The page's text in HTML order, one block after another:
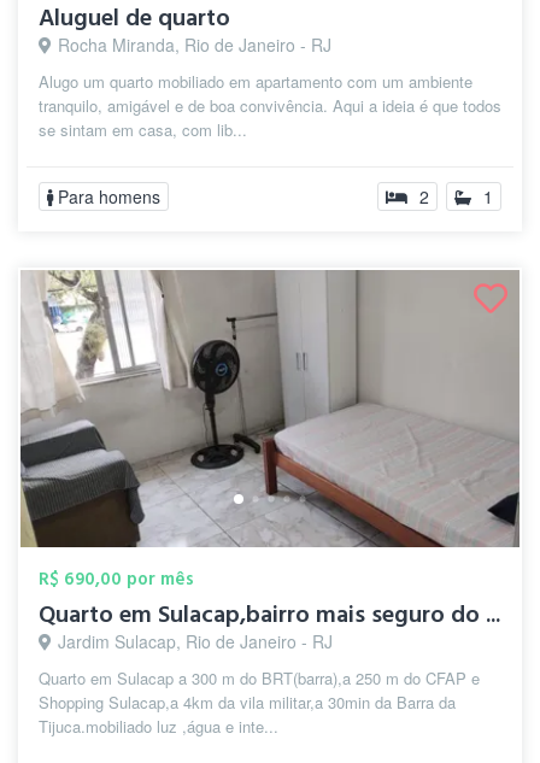
Aluguel de quarto
Rocha Miranda, Rio de Janeiro - RJ
Alugo um quarto mobiliado em apartamento com um ambiente
tranquilo, amigável e de boa convivência. Aqui a ideia é que todos
se sintam em casa, com lib...
Para homens 2 1
R$ 690,00 por mês
Quarto em Sulacap,bairro mais seguro do ...
Jardim Sulacap, Rio de Janeiro - RJ
Quarto em Sulacap a 300 m do BRT(barra),a 250 m do CFAP e
Shopping Sulacap,a 4km da vila militar,a 30min da Barra da
Tijuca.mobiliado luz ,água e inte...